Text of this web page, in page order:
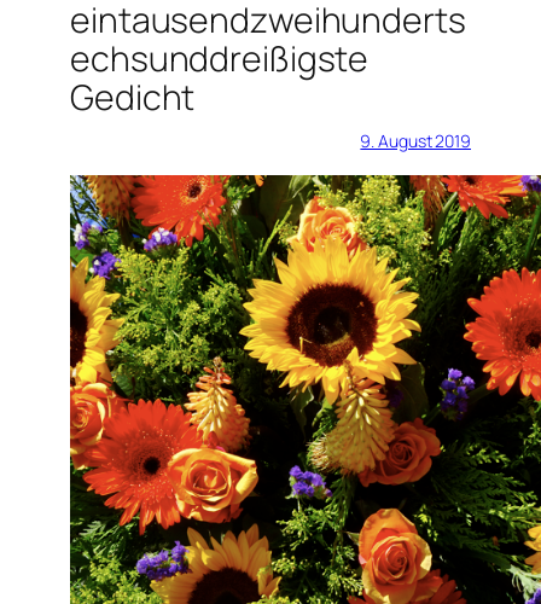
eintausendzweihunderts
echsunddreißigste
Gedicht
9. August 2019